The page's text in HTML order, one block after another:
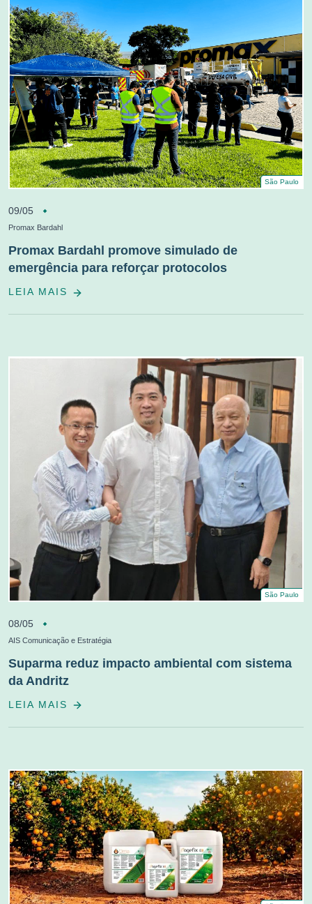
São Paulo
09/05
Promax Bardahl
Promax Bardahl promove simulado de
emergência para reforçar protocolos
LEIA MAIS
São Paulo
08/05
AIS Comunicação e Estratégia
Suparma reduz impacto ambiental com sistema
da Andritz
LEIA MAIS